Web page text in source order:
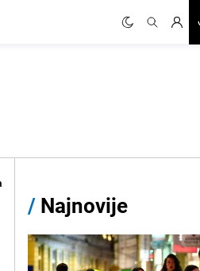
/ Najnovije